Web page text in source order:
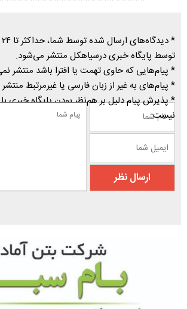
توسط پایگاه خبری درسیاهکل منتشر می‌شود.
* پیام‌هایی که حاوی تهمت یا افترا باشد منتشر
* پیام‌های به غیر از زبان فارسی یا غیرمرتبط
* پذیرش پیام دلیل بر هم‌نظر بودن پایگاه خبری
نیست.